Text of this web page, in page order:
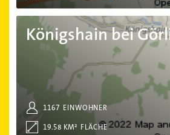
Königshain bei
EINWOHNER
1167
FLÄCHE
19.58 KM²
Königshain bei Görlitz